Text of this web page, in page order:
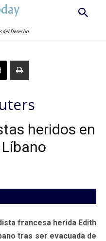
del Derecho
heridos en
francesa herida Edith
tras ser evacuada de